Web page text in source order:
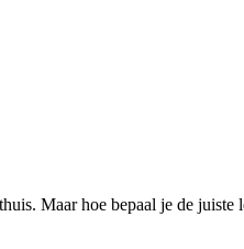
Maar hoe bepaal je de